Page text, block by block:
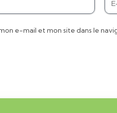
e-mail et mon site dans le